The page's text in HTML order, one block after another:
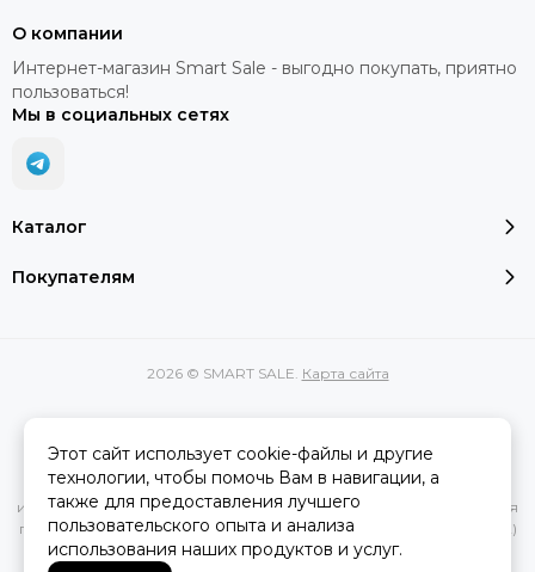
Каталог
Покупателям
О компании
Интернет-магазин Smart Sale - выгодно покупать, приятно
пользоваться!
Мы в социальных сетях
2026 © SMART SALE. Карта сайта
Вся представленная на сайте информация, касающаяся
характеристик, стоимости товаров и услуг, носит
информационный характер и ни при каких условиях не является
публичной офертой, определяемой положениями Статьи 437(2)
Гражданского кодекса РФ.
Этот сайт использует cookie-файлы и другие
технологии, чтобы помочь Вам в навигации, а
также для предоставления лучшего
пользовательского опыта и анализа
использования наших продуктов и услуг.